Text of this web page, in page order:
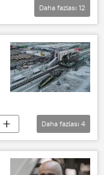
Daha fazlası 12
Daha fazlası 4